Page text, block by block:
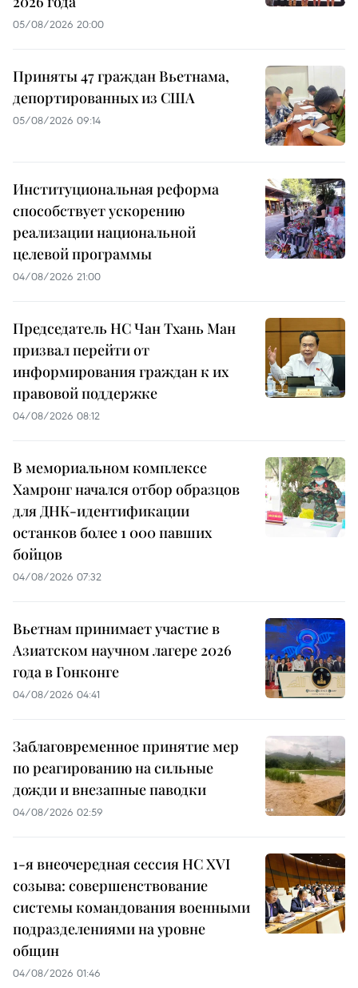
05/08/2026 20:00
Приняты 47 граждан Вьетнама,
депортированных из США
05/08/2026 09:14
Институциональная реформа
способствует ускорению
реализации национальной
целевой программы
04/08/2026 21:00
Председатель НС Чан Тхань Ман
призвал перейти от
информирования граждан к их
правовой поддержке
04/08/2026 08:12
В мемориальном комплексе
Хамронг начался отбор образцов
для ДНК-идентификации
останков более 1 000 павших
бойцов
04/08/2026 07:32
Вьетнам принимает участие в
Азиатском научном лагере 2026
года в Гонконге
04/08/2026 04:41
Заблаговременное принятие мер
по реагированию на сильные
дожди и внезапные паводки
04/08/2026 02:59
1-я внеочередная сессия НС XVI
созыва: совершенствование
системы командования военными
подразделениями на уровне
общин
04/08/2026 01:46